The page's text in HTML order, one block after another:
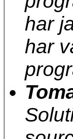
har
har